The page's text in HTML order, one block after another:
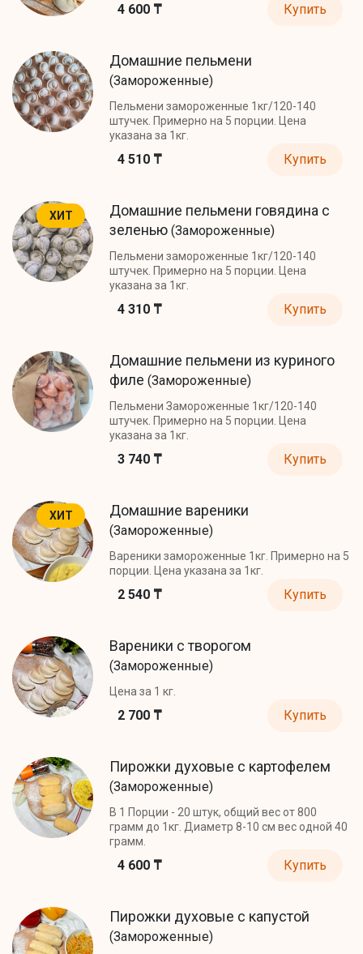
4 600 ₸ Купить
Домашние пельмени
(Замороженные)
Пельмени замороженные 1кг/120-140
штучек. Примерно на 5 порции. Цена
указана за 1кг.
4 510 ₸ Купить
ХИТ
Домашние пельмени говядина с
зеленью (Замороженные)
Пельмени замороженные 1кг/120-140
штучек. Примерно на 5 порции. Цена
указана за 1кг.
4 310 ₸ Купить
Домашние пельмени из куриного
филе (Замороженные)
Пельмени Замороженные 1кг/120-140
штучек. Примерно на 5 порции. Цена
указана за 1кг.
3 740 ₸ Купить
ХИТ Домашние вареники
(Замороженные)
Вареники замороженные 1кг. Примерно на 5
порции. Цена указана за 1кг.
2 540 ₸ Купить
Вареники с творогом
(Замороженные)
Цена за 1 кг.
2 700 ₸ Купить
Пирожки духовые с картофелем
(Замороженные)
В 1 Порции - 20 штук, общий вес от 800
грамм до 1кг. Диаметр 8-10 см вес одной 40
грамм.
4 600 ₸ Купить
Пирожки духовые с капустой
(Замороженные)